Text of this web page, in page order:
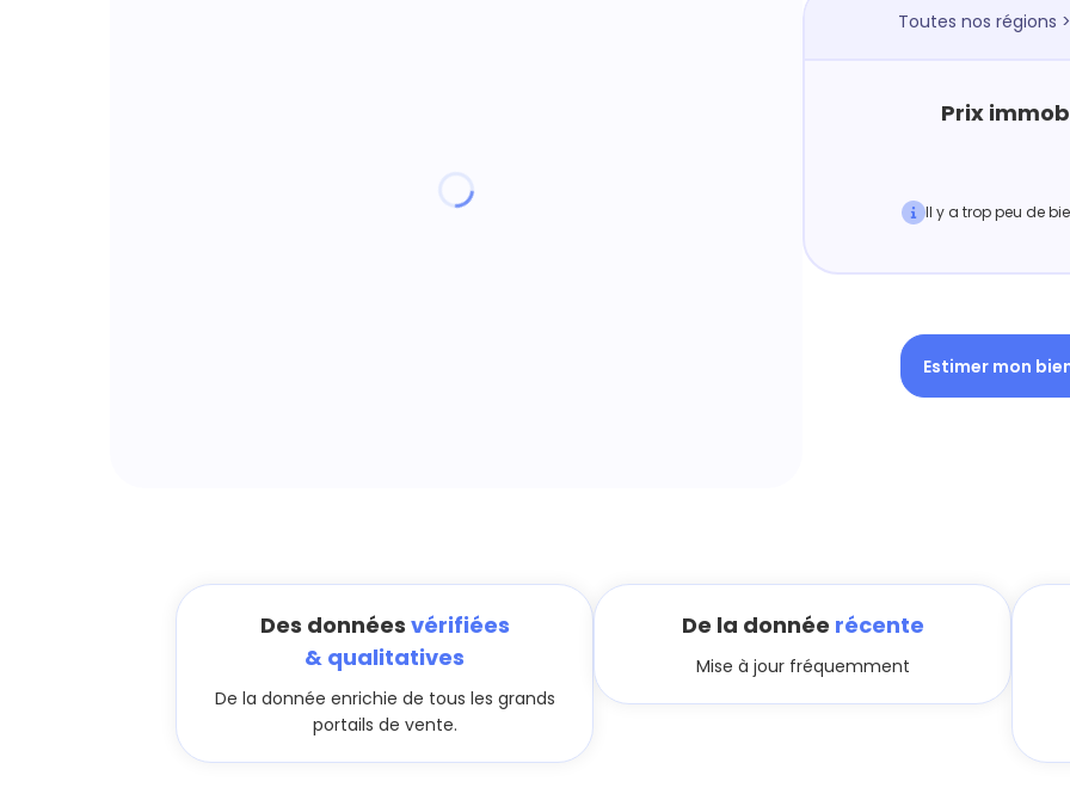
Toutes nos régions
Prix
Il y a trop peu de
Estimer mon
Des données vérifiées
& qualitatives
De la donnée enrichie de tous les grands
portails de vente.
De la donnée récente
Mise à jour fréquemment